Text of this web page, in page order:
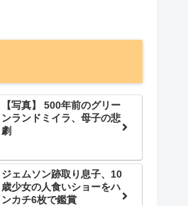
【写真】 500年前のグリー
ンランドミイラ、母子の悲
劇
ジェムソン跡取り息子、10
歳少女の人食いショーをハ
ンカチ6枚で鑑賞